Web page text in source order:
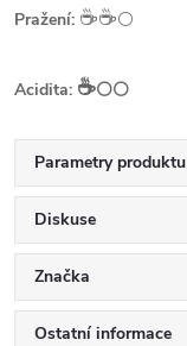
Pražení: ☕️☕️⚪
Acidita: ☕️⚪⚪
Parametry produktu
Diskuse
Značka
Ostatní informace